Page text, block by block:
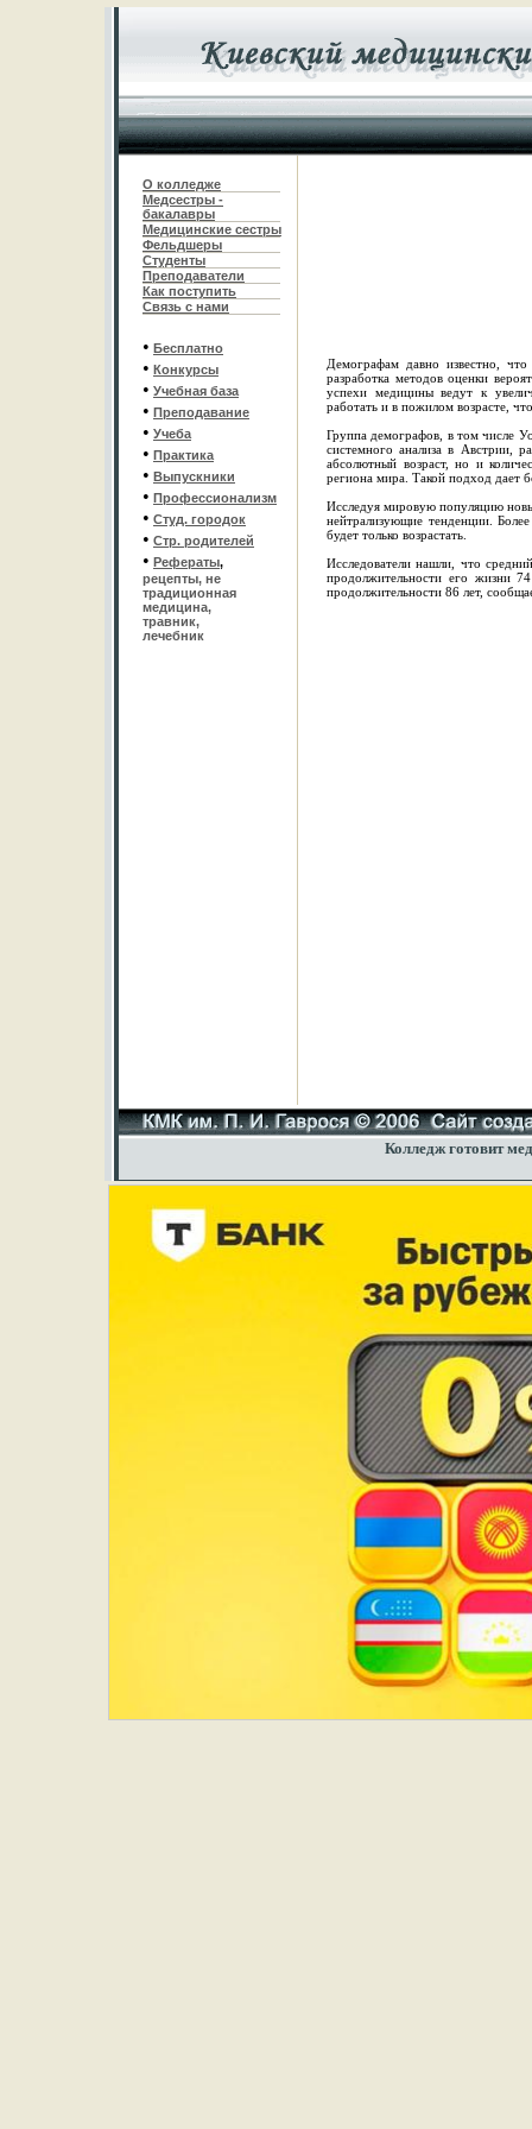
О колледже
Медсестры -
бакалавры
Медицинские сестры
Фельдшеры
Студенты
Преподаватели
Как поступить
Связь с нами
• Бесплатно
• Конкурсы
• Учебная база
• Преподавание
• Учеба
• Практика
• Выпускники
• Профессионализм
• Студ. городок
• Стр. родителей
• Рефераты,
рецепты, не
традиционная
медицина,
травник,
лечебник
Демографам давно известно,
разработка методов оценки
успехи медицины ведут к
работать и в пожилом возрасте,
Группа демографов, в том числе
системного анализа в Австрии,
абсолютный возраст, но и
региона мира. Такой подход дает
Исследуя мировую популяцию
нейтрализующие тенденции.
будет только возрастать.
Исследователи нашли, что
продолжительности его жизни
продолжительности 86 лет,
Колледж готовит